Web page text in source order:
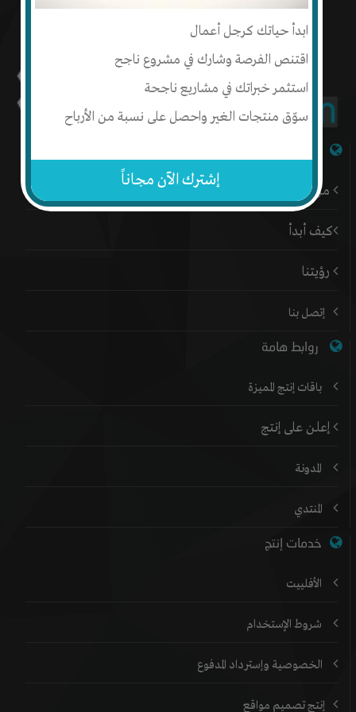
ابدأ حياتك كرجل أعمال
اقتنص الفرصة وشارك في مشروع ناجح
استثمر خبراتك في مشاريع ناجحة
سوّق منتجات الغير واحصل على نسبة من الأرباح
إشترك الآن مجاناً
من نحن
كيف أبدأ
رؤيتنا
إتصل بنا
روابط هامة
باقات إنتج المميزة
إعلن على إنتج
المدونة
المنتدي
خدمات إنتج
الأفلييت
شروط الإستخدام
الخصوصية وإسترداد المدفوع
إنتج تصميم مواقع